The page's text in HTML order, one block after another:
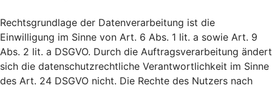
Rechtsgrundlage der Datenverarbeitung ist die
Einwilligung im Sinne von Art. 6 Abs. 1 lit. a sowie Art. 9
Abs. 2 lit. a DSGVO. Durch die Auftragsverarbeitung ändert
sich die datenschutzrechtliche Verantwortlichkeit im Sinne
des Art. 24 DSGVO nicht. Die Rechte des Nutzers nach